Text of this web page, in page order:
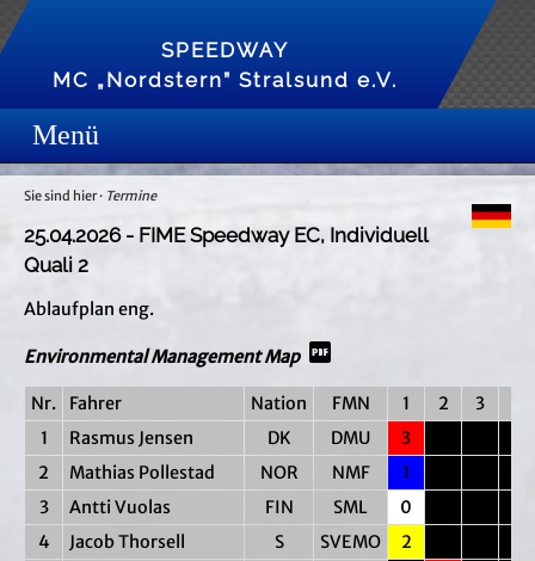
SPEEDWAY
MC „Nordstern” Stralsund e.V.
Sie sind hier · Termine
25.04.2026 - FIME Speedway EC, Individuell
Quali 2
Ablaufplan eng.
Environmental Management Map
Nr. Fahrer Nation FMN 1 2 3
1
Rasmus Jensen DK DMU
3
2
Mathias Pollestad NOR NMF
1
3
Antti Vuolas FIN SML
0
4
Jacob Thorsell S SVEMO
2